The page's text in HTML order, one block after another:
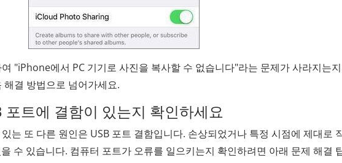
"iPhone에서 PC 기기로 사진을 복사할 수 없습니다"라는 문제가 사라지는
결 방법으로 넘어가세요.
트에 결함이 있는지 확인하세요
는 또 다른 원인은 USB 포트 결함입니다. 손상되었거나 특정 시점에 제대로
수 있습니다. 컴퓨터 포트가 오류를 일으키는지 확인하려면 아래 문제 해결